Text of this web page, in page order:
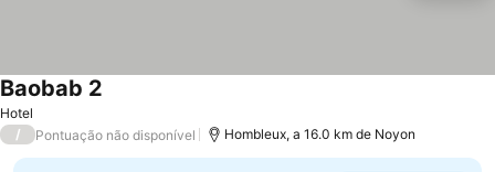
Hotel
Baobab 2
/ Pontuação não disponível Hombleux, a 16.0 km de Noyon